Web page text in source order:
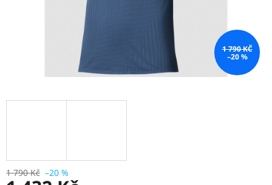
1 790 KČ
–20 %
1 790 Kč –20 %